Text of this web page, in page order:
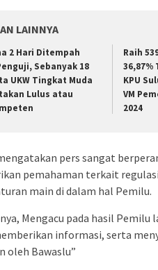
LAINNYA
2 Hari Ditempah
Sebanyak 18
UKW Tingkat Muda
Lulus atau
Raih
36,87%
KPU
VM
2024
pers sangat
pemahaman terkait
main di dalam hal Pemilu.
Mengacu pada hasil
informasi, serta
oleh Bawaslu”